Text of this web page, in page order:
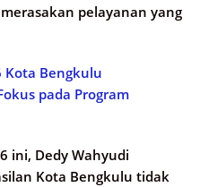
pelayanan yang
Kota Bengkulu
pada Program
ini, Dedy Wahyudi
Kota Bengkulu tidak